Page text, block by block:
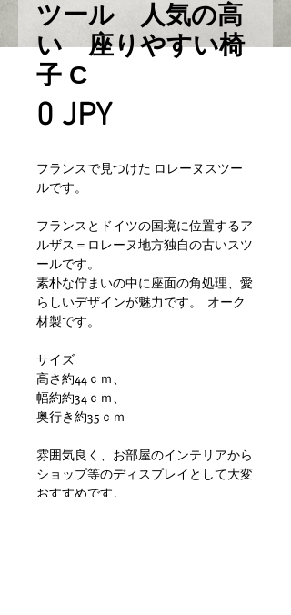
ツール 人気の高
い 座りやすい椅
子 C
0 JPYPrix
フランスで見つけた ロレーヌスツー
ルです。
フランスとドイツの国境に位置するア
ルザス＝ロレーヌ地方独自の古いスツ
ールです。
素朴な佇まいの中に座面の角処理、愛
らしいデザインが魅力です。 オーク
材製です。
サイズ
高さ約44ｃｍ、
幅約約34ｃｍ、
奥行き約35ｃｍ
雰囲気良く、お部屋のインテリアから
ショップ等のディスプレイとして大変
おすすめです。